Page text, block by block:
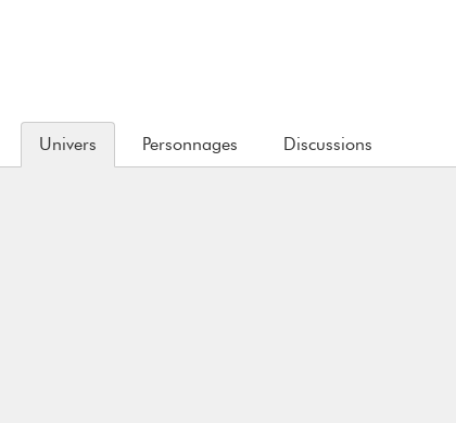
Univers Personnages Discussions